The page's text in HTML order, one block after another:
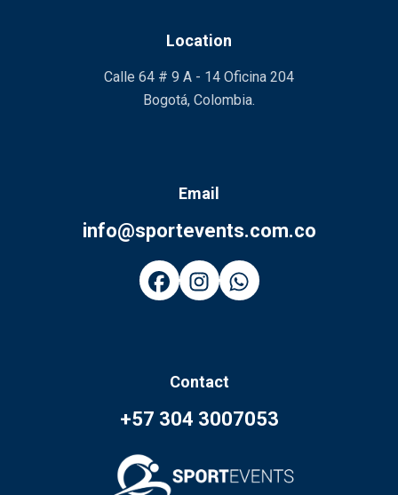
Location
Calle 64 # 9 A - 14 Oficina 204
Bogotá, Colombia.
Email
info@sportevents.com.co
Contact
+57 304 3007053